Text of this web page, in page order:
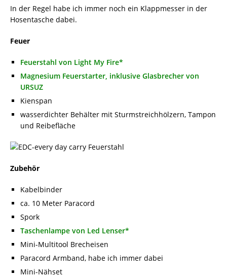
In der Regel habe ich immer noch ein Klappmesser in der
Hosentasche dabei.
Feuer
Feuerstahl von Light My Fire*
Magnesium Feuerstarter, inklusive Glasbrecher von
URSUZ
Kienspan
wasserdichter Behälter mit Sturmstreichhölzern, Tampon
und Reibefläche
Zubehör
Kabelbinder
ca. 10 Meter Paracord
Spork
Taschenlampe von Led Lenser*
Mini-Multitool Brecheisen
Paracord Armband, habe ich immer dabei
Mini-Nähset